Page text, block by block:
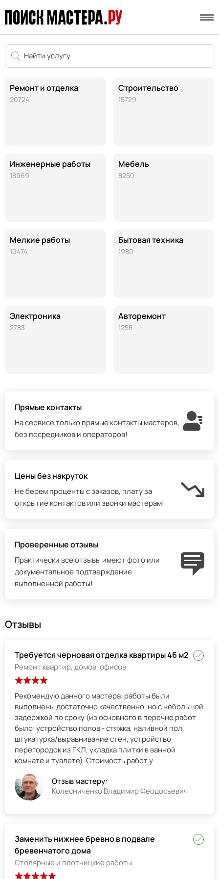
Ремонт и отделка
20724
Инженерные работы
18969
Мелкие работы
10474
Электроника
2783
Строительство
15729
Мебель
8250
Бытовая техника
1980
Авторемонт
1255
Прямые контакты
На сервисе только прямые контакты мастеров,
без посредников и операторов!
Цены без накруток
Не берем проценты с заказов, плату за
открытие контактов или звонки мастерам!
Проверенные отзывы
Практически все отзывы имеют фото или
документальное подтверждение
выполненной работы!
Отзывы
Требуется черновая отделка квартиры 46 м2
Ремонт квартир, домов, офисов
Рекомендую данного мастера: работы были
выполнены достаточно качественно, но с небольшой
задержкой по сроку (из основного в перечне работ
было: устройство полов - стяжка, наливной пол,
штукатурка/выравнивание стен, устройство
перегородок из ГКЛ, укладка плитки в ванной
комнате и туалете). Стоимость работ у
Отзыв мастеру:
Колесниченко Владимир Феодосьевич
Заменить нижнее бревно в подвале
бревенчатого дома
Столярные и плотницкие работы